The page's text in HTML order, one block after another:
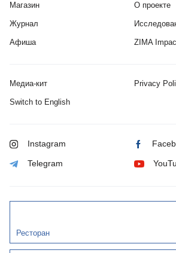
Магазин
Журнал
Афиша
О проекте
ZIMA
Медиа-кит Privacy
Switch to English
Instagram
Telegram
Ресторан